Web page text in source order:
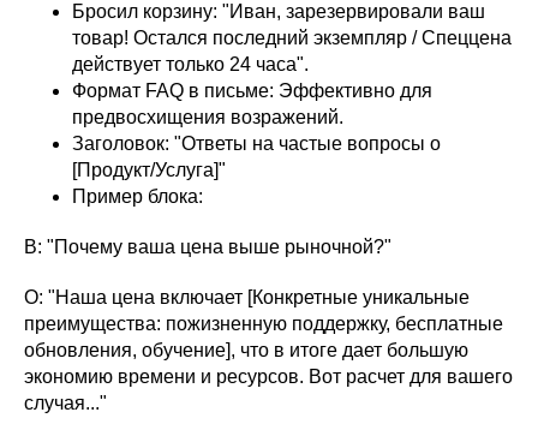
Бросил корзину: "Иван, зарезервировали ваш
товар! Остался последний экземпляр / Спеццена
действует только 24 часа".
Формат FAQ в письме: Эффективно для
предвосхищения возражений.
Заголовок: "Ответы на частые вопросы о
[Продукт/Услуга]"
Пример блока:
В: "Почему ваша цена выше рыночной?"
О: "Наша цена включает [Конкретные уникальные
преимущества: пожизненную поддержку, бесплатные
обновления, обучение], что в итоге дает большую
экономию времени и ресурсов. Вот расчет для вашего
случая..."